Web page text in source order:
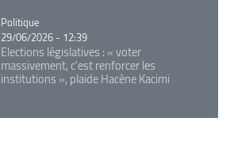
Catégorie
Politique
29/06/2026 - 12:39
Elections législatives : « voter
massivement, c'est renforcer les
institutions », plaide Hacène Kacimi